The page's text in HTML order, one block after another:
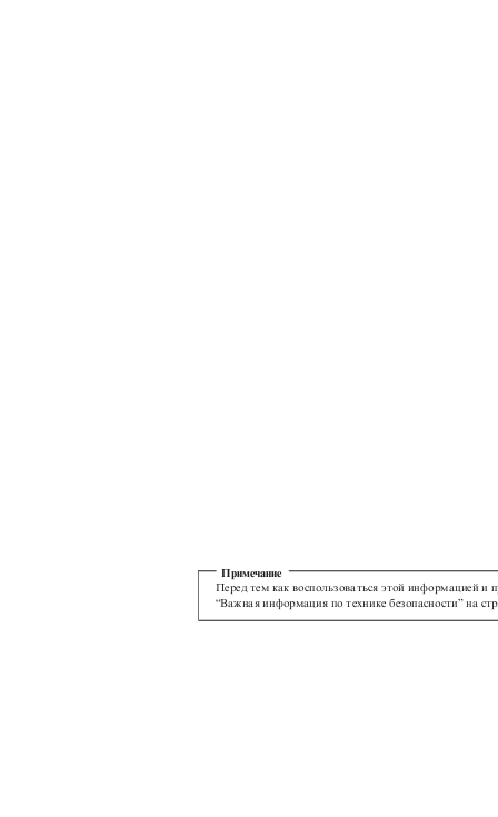
Примечание
Перед тем как воспользоваться этой информацией
“Важная информация по технике безопасности” на